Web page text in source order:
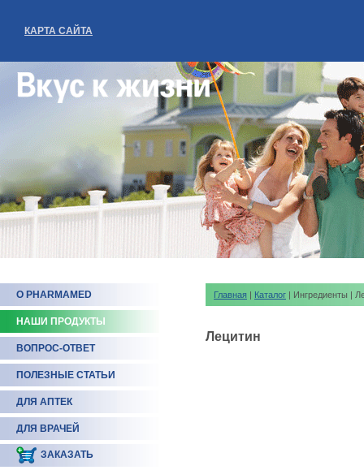
КАРТА САЙТА
О PHARMAMED
НАШИ ПРОДУКТЫ
ВОПРОС-ОТВЕТ
ПОЛЕЗНЫЕ СТАТЬИ
ДЛЯ АПТЕК
ДЛЯ ВРАЧЕЙ
ЗАКАЗАТЬ
Главная | Каталог | Ингредиенты |
Лецитин